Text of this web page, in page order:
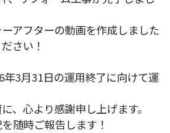
アフターの動画を作成しました
さい！
年3月31日の運用終了に向けて運
、心より感謝申し上げます。
随時ご報告します！